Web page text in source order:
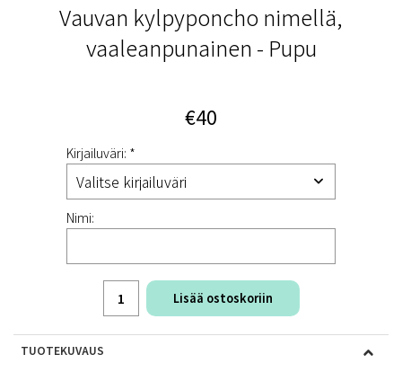
Vauvan kylpyponcho nimellä,
vaaleanpunainen - Pupu
€40
Kirjailuväri: *
Nimi:
Lisää ostoskoriin
TUOTEKUVAUS